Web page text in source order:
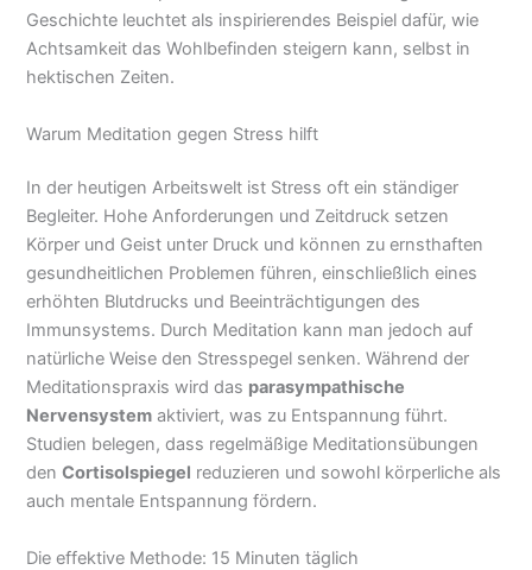
Geschichte leuchtet als inspirierendes Beispiel dafür, wie
Achtsamkeit das Wohlbefinden steigern kann, selbst in
hektischen Zeiten.
Warum Meditation gegen Stress hilft
In der heutigen Arbeitswelt ist Stress oft ein ständiger
Begleiter. Hohe Anforderungen und Zeitdruck setzen
Körper und Geist unter Druck und können zu ernsthaften
gesundheitlichen Problemen führen, einschließlich eines
erhöhten Blutdrucks und Beeinträchtigungen des
Immunsystems. Durch Meditation kann man jedoch auf
natürliche Weise den Stresspegel senken. Während der
Meditationspraxis wird das parasympathische
Nervensystem aktiviert, was zu Entspannung führt.
Studien belegen, dass regelmäßige Meditationsübungen
denCortisolspiegel reduzieren und sowohl körperliche als
auch mentale Entspannung fördern.
Die effektive Methode: 15 Minuten täglich